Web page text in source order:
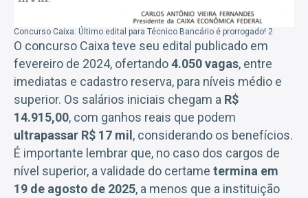
Concurso Caixa: Último edital para Técnico Bancário é prorrogado! 2
O concurso Caixa teve seu edital publicado em
fevereiro de 2024, ofertando4.050 vagas, entre
imediatas e cadastro reserva, para níveis médio e
superior. Os salários iniciais chegam a R$
14.915,00, com ganhos reais que podem
ultrapassar R$ 17 mil, considerando os benefícios.
É importante lembrar que, no caso dos cargos de
nível superior, a validade do certame termina em
19 de agosto de 2025, a menos que a instituição